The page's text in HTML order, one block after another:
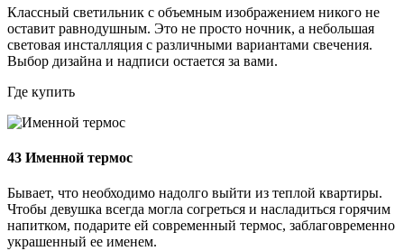
Классный светильник с объемным изображением никого не
оставит равнодушным. Это не просто ночник, а небольшая
световая инсталляция с различными вариантами свечения.
Выбор дизайна и надписи остается за вами.
Где купить
43 Именной термос
Бывает, что необходимо надолго выйти из теплой квартиры.
Чтобы девушка всегда могла согреться и насладиться горячим
напитком, подарите ей современный термос, заблаговременно
украшенный ее именем.